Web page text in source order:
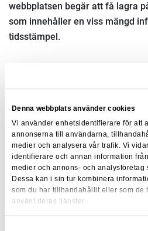
Denna webbplats använder cookies
Vi använder enhetsidentifierare för att
annonserna till användarna,
medier och analysera vår trafik. Vi
identifierare och annan information
medier och annons- och analysföretag
Dessa kan i sin tur kombinera
som du har tillhandahållit eller som de
använt deras tjänster.
webbplatsen begär att få lagra
som innehåller en viss mängd
tidsstämpel.
Webbläsaren sparar
webbplatsen man besökt vid
från webbplatsen.
Cookies på den här webbplatsen
användarupplevelsen och för
Det finns två typer av cookies:
Den ena typen, som kallas för